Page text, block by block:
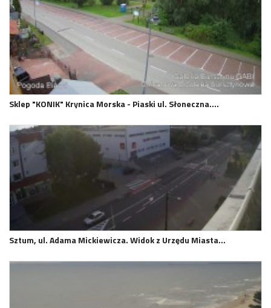
Sklep "KONIK" Krynica Morska - Piaski ul. Słoneczna.…
Sztum, ul. Adama Mickiewicza. Widok z Urzędu Miasta…